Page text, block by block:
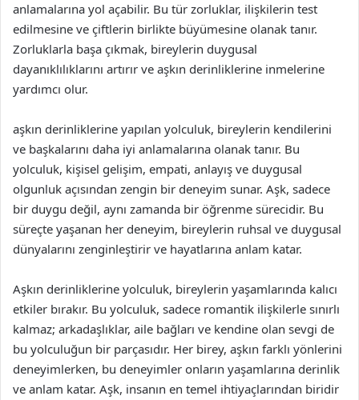
anlamalarına yol açabilir. Bu tür zorluklar, ilişkilerin test
edilmesine ve çiftlerin birlikte büyümesine olanak tanır.
Zorluklarla başa çıkmak, bireylerin duygusal
dayanıklılıklarını artırır ve aşkın derinliklerine inmelerine
yardımcı olur.
aşkın derinliklerine yapılan yolculuk, bireylerin kendilerini
ve başkalarını daha iyi anlamalarına olanak tanır. Bu
yolculuk, kişisel gelişim, empati, anlayış ve duygusal
olgunluk açısından zengin bir deneyim sunar. Aşk, sadece
bir duygu değil, aynı zamanda bir öğrenme sürecidir. Bu
süreçte yaşanan her deneyim, bireylerin ruhsal ve duygusal
dünyalarını zenginleştirir ve hayatlarına anlam katar.
Aşkın derinliklerine yolculuk, bireylerin yaşamlarında kalıcı
etkiler bırakır. Bu yolculuk, sadece romantik ilişkilerle sınırlı
kalmaz; arkadaşlıklar, aile bağları ve kendine olan sevgi de
bu yolculuğun bir parçasıdır. Her birey, aşkın farklı yönlerini
deneyimlerken, bu deneyimler onların yaşamlarına derinlik
ve anlam katar. Aşk, insanın en temel ihtiyaçlarından biridir